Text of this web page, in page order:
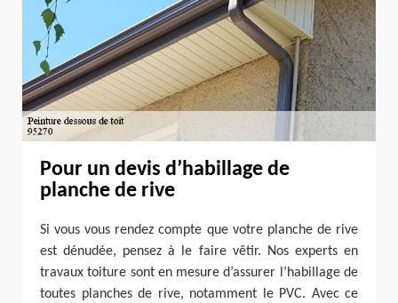
Pour un devis d’habillage de
planche de rive
Si vous vous rendez compte que votre planche de rive
est dénudée, pensez à le faire vêtir. Nos experts en
travaux toiture sont en mesure d’assurer l’habillage de
toutes planches de rive, notamment le PVC. Avec ce